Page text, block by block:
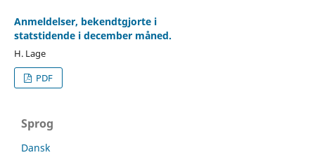
Anmeldelser, bekendtgjorte i
statstidende i december måned.
H. Lage
PDF
Sprog
Dansk